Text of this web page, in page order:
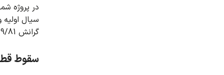
در پروژه شماره 3 شبیه سازی عددی پاشش آب از پشت بام
سیال
گرانش 9/81 – متر بر مجذور ثانیه در محور y وارد دامنه محاسباتی می شود.
سقوط